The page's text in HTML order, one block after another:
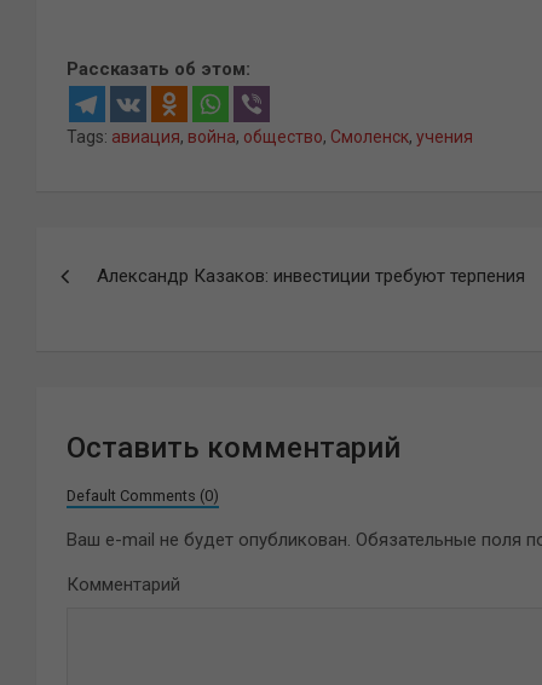
Рассказать об этом:
Tags: авиация, война, общество, Смоленск, учения
Александр Казаков: инвестиции требуют терпения
Оставить комментарий
Default Comments (0)
Ваш e-mail не будет опубликован. Обязательные поля
Комментарий